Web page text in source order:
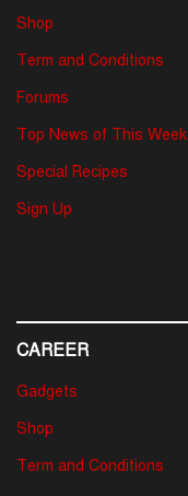
Shop
Term and Conditions
Forums
Top News of This Week
Special Recipes
Sign Up
CAREER
Gadgets
Shop
Term and Conditions